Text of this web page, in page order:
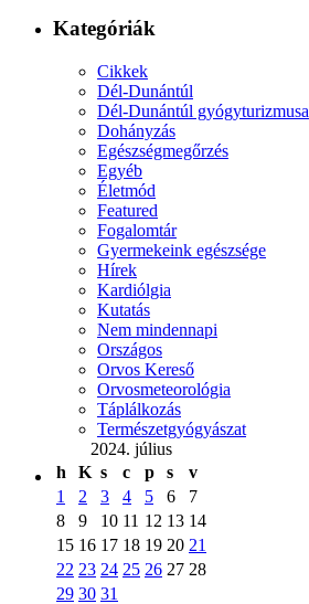
Kategóriák
Cikkek
Dél-Dunántúl
Dél-Dunántúl gyógyturizmusa
Dohányzás
Egészségmegőrzés
Egyéb
Életmód
Featured
Fogalomtár
Gyermekeink egészsége
Hírek
Kardiólgia
Kutatás
Nem mindennapi
Országos
Orvos Kereső
Orvosmeteorológia
Táplálkozás
Természetgyógyászat
2024. július
h
K s c p s
v
1
2 3 4 5 6
7
8
9 10 11 12 13 14
15 16 17 18 19 20 21
22 23 24 25 26 27 28
29 30 31